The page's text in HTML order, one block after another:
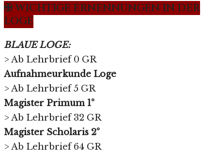
✠ WICHTIGE ERNENNUNGEN IN DER
LOGE
BLAUE LOGE:
> Ab Lehrbrief 0 GR
Aufnahmeurkunde Loge
> Ab Lehrbrief 5 GR
Magister Primum 1°
> Ab Lehrbrief 32 GR
Magister Scholaris 2°
> Ab Lehrbrief 64 GR